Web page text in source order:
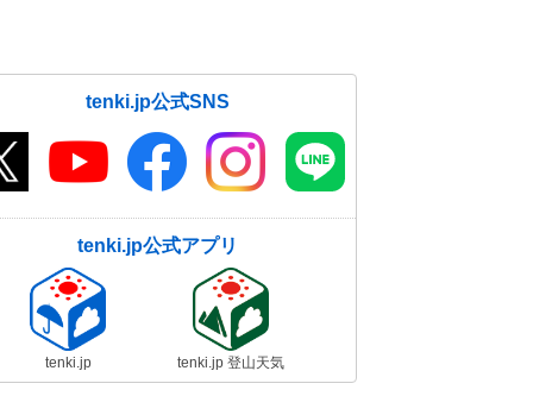
tenki.jp公式SNS
tenki.jp公式アプリ
tenki.jp tenki.jp 登山天気